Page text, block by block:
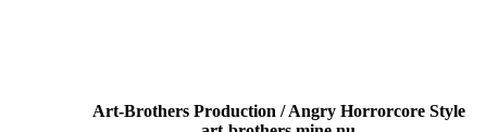
Art-Brothers Production / Angry Horrorcore Style